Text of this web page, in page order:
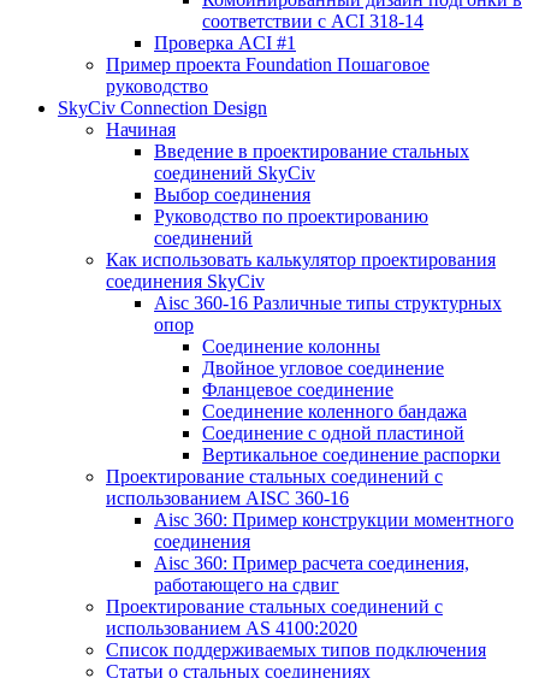
соответствии с ACI 318-14
Проверка ACI #1
Пример проекта Foundation Пошаговое
руководство
SkyCiv Connection Design
Начиная
Введение в проектирование стальных
соединений SkyCiv
Выбор соединения
Руководство по проектированию
соединений
Как использовать калькулятор проектирования
соединения SkyCiv
Aisc 360-16 Различные типы структурных
опор
Соединение колонны
Двойное угловое соединение
Фланцевое соединение
Соединение коленного бандажа
Соединение с одной пластиной
Вертикальное соединение распорки
Проектирование стальных соединений с
использованием AISC 360-16
Aisc 360: Пример конструкции моментного
соединения
Aisc 360: Пример расчета соединения,
работающего на сдвиг
Проектирование стальных соединений с
использованием AS 4100:2020
Список поддерживаемых типов подключения
Статьи о стальных соединениях